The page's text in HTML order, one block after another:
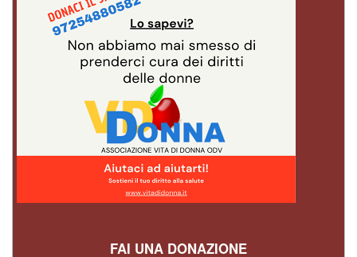
FAI UNA DONAZIONE